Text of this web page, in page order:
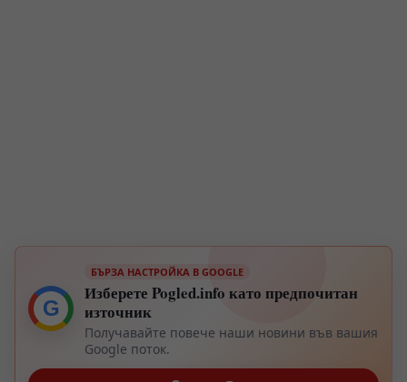
G
БЪРЗА НАСТРОЙКА В GOOGLE
Изберете Pogled.info като предпочитан
източник
Получавайте повече наши новини във вашия
Google поток.